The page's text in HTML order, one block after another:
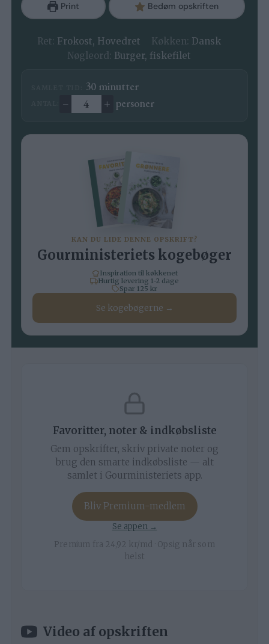
Print Bedøm opskriften
Ret: Frokost, Hovedret Køkken: Dansk
Nøgleord: Burger, fiskefilet
30minutter
minutter
Ændre antal
– + personer
KAN DU LIDE DENNE OPSKRIFT?
Gourministeriets kogebøger
Inspiration til køkkenet
Hurtig levering 1-2 dage
Spar 125 kr
Se kogebøgerne →
Favoritter, noter & indkøbsliste
Gem opskrifter, skriv private noter og
brug den smarte indkøbsliste — alt
samlet i Gourministeriets app.
Bliv Premium-medlem
Se appen →
Premium fra 24,92 kr/md · Opsig når som
helst
Video af opskriften